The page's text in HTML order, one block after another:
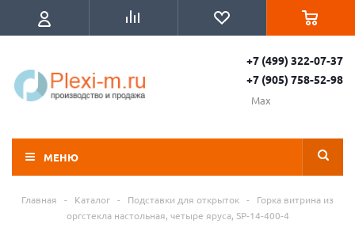
+7 (499) 322-07-37
+7 (905) 758-52-98
Max
МЕНЮ
Главная - Каталог - Подставки для открыток -
Горка витрина из
оргстекла настольная, четыре яруса, SP-14-400-4